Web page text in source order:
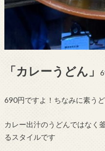
「カレーうどん」
690円ですよ！ちなみに素う
カレー出汁のうどんではなく
るスタイルです